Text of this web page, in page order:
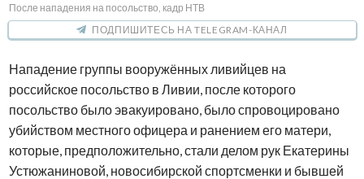
После нападения на посольство, кадр НТВ
ПОДПИШИТЕСЬ НА TELEGRAM-КАНАЛ
Нападение группы вооружённых ливийцев на
российское посольство в Ливии, после которого
посольство было эвакуировано, было спровоцировано
убийством местного офицера и ранением его матери,
которые, предположительно, стали делом рук Екатерины
Устюжаниновой, новосибирской спортсменки и бывшей